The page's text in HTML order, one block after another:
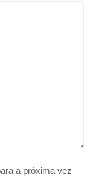
a próxima vez